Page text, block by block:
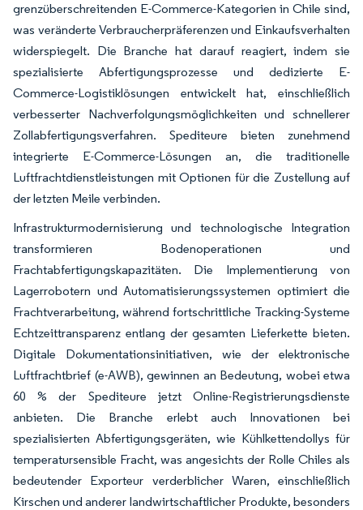
grenzüberschreitenden E-Commerce-Kategorien in Chile sind,
was veränderte Verbraucherpräferenzen und Einkaufsverhalten
widerspiegelt. Die Branche hat darauf reagiert, indem sie
spezialisierte Abfertigungsprozesse und dedizierte E-
Commerce-Logistiklösungen entwickelt hat, einschließlich
verbesserter Nachverfolgungsmöglichkeiten und schnellerer
Zollabfertigungsverfahren. Spediteure bieten zunehmend
integrierte E-Commerce-Lösungen an, die traditionelle
Luftfrachtdienstleistungen mit Optionen für die Zustellung auf
der letzten Meile verbinden.
Infrastrukturmodernisierung und technologische Integration
transformieren Bodenoperationen und
Frachtabfertigungskapazitäten. Die Implementierung von
Lagerrobotern und Automatisierungssystemen optimiert die
Frachtverarbeitung, während fortschrittliche Tracking-Systeme
Echtzeittransparenz entlang der gesamten Lieferkette bieten.
Digitale Dokumentationsinitiativen, wie der elektronische
Luftfrachtbrief (e-AWB), gewinnen an Bedeutung, wobei etwa
60 % der Spediteure jetzt Online-Registrierungsdienste
anbieten. Die Branche erlebt auch Innovationen bei
spezialisierten Abfertigungsgeräten, wie Kühlkettendollys für
temperatursensible Fracht, was angesichts der Rolle Chiles als
bedeutender Exporteur verderblicher Waren, einschließlich
Kirschen und anderer landwirtschaftlicher Produkte, besonders